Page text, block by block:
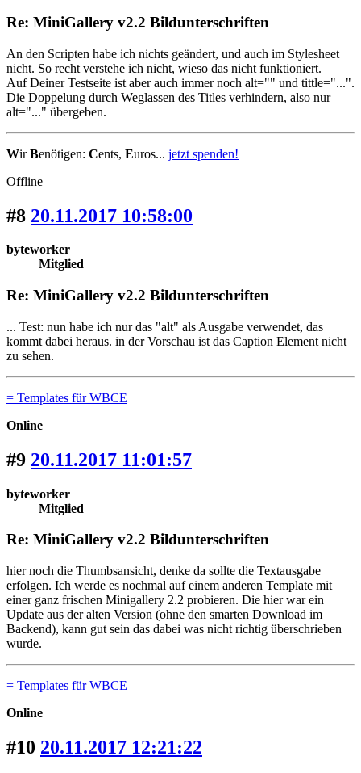
Re: MiniGallery v2.2 Bildunterschriften
An den Scripten habe ich nichts geändert, und auch im Stylesheet
nicht. So recht verstehe ich nicht, wieso das nicht funktioniert.
Auf Deiner Testseite ist aber auch immer noch alt="" und tittle="...".
Die Doppelung durch Weglassen des Titles verhindern, also nur
alt="..." übergeben.
WirBenötigen: Cents, Euros... jetzt spenden!
Offline
#8 20.11.2017 10:58:00
byteworker
Mitglied
Re: MiniGallery v2.2 Bildunterschriften
... Test: nun habe ich nur das "alt" als Ausgabe verwendet, das
kommt dabei heraus. in der Vorschau ist das Caption Element nicht
zu sehen.
= Templates für WBCE
Online
#9 20.11.2017 11:01:57
byteworker
Mitglied
Re: MiniGallery v2.2 Bildunterschriften
hier noch die Thumbsansicht, denke da sollte die Textausgabe
erfolgen. Ich werde es nochmal auf einem anderen Template mit
einer ganz frischen Minigallery 2.2 probieren. Die hier war ein
Update aus der alten Version (ohne den smarten Download im
Backend), kann gut sein das dabei was nicht richtig überschrieben
wurde.
= Templates für WBCE
Online
#10 20.11.2017 12:21:22